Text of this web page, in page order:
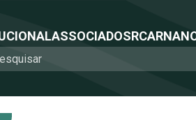
ASSOCIADOSRCARNA